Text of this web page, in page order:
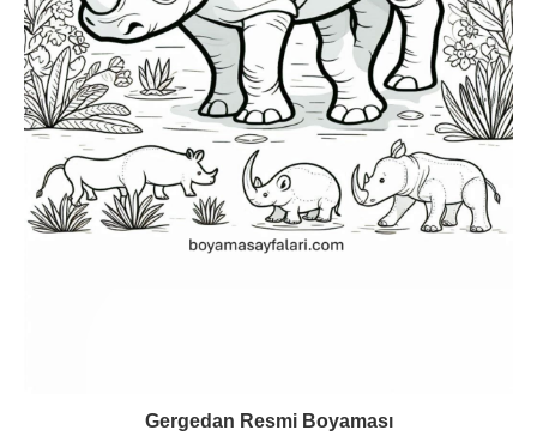
Gergedan Resmi Boyaması